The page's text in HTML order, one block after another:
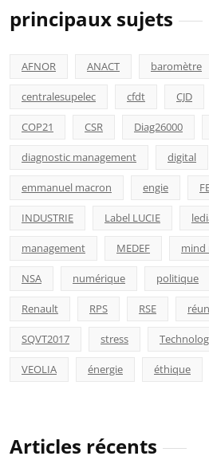
principaux sujets
AFNOR ANACT baromètre
centralesupelec cfdt CJD
COP21 CSR Diag26000
diagnostic management digital
emmanuel macron engie
INDUSTRIE Label LUCIE
management MEDEF mind
NSA numérique politique
Renault RPS RSE
SQVT2017 stress
VEOLIA énergie éthique
Articles récents